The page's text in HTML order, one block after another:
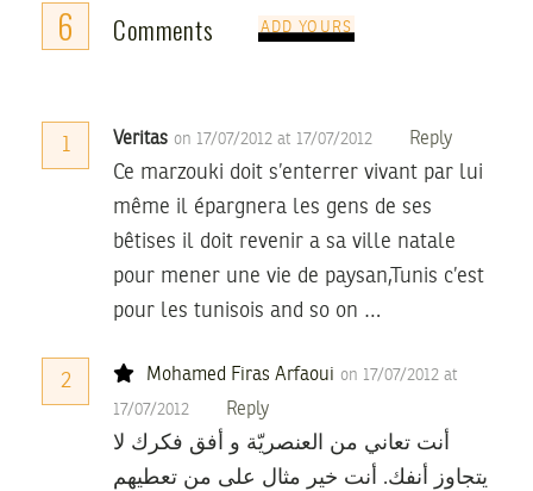
6 Comments ADD YOURS
1 Veritas on 17/07/2012 at 17/07/2012 Reply
Ce marzouki doit s’enterrer vivant par lui
même il épargnera les gens de ses
bêtises il doit revenir a sa ville natale
pour mener une vie de paysan,Tunis c’est
pour les tunisois and so on …
2 Mohamed Firas Arfaoui on 17/07/2012 at
17/07/2012 Reply
أنت تعاني من العنصريّة و أفق فكرك لا
يتجاوز أنفك. أنت خير مثال على من تعطيهم